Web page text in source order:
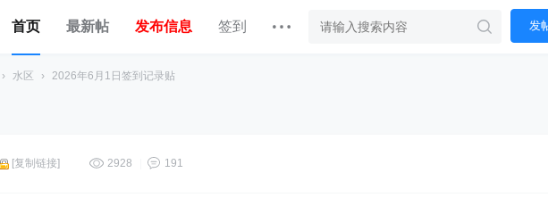
首页 最新帖 发布信息 签到 发
› 水区 › 2026年6月1日签到记录贴
[复制链接] 2928 191